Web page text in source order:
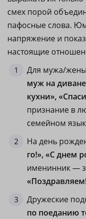
смех порой
пафосные слова.
напряжение и
настоящие
Для мужа/
муж на
кухни»,
признание в
семейном
На день
го!», «С днем
именинник —
Дружеские
по поеданию